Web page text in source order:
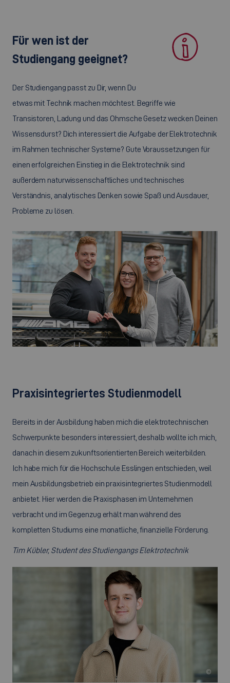
Für wen ist der
Studiengang geeignet?
Der Studiengang passt zu Dir, wenn Du
etwas mit Technik machen möchtest. Begriffe wie
Transistoren, Ladung und das Ohmsche Gesetz wecken Deinen
Wissensdurst? Dich interessiert die Aufgabe der Elektrotechnik
im Rahmen technischer Systeme? Gute Voraussetzungen für
einen erfolgreichen Einstieg in die Elektrotechnik sind
außerdem naturwissenschaftliches und technisches
Verständnis, analytisches Denken sowie Spaß und Ausdauer,
Probleme zu lösen.
©
Praxisintegriertes Studienmodell
Bereits in der Ausbildung haben mich die elektrotechnischen
Schwerpunkte besonders interessiert, deshalb wollte ich mich,
danach in diesem zukunftsorientierten Bereich weiterbilden.
Ich habe mich für die Hochschule Esslingen entschieden, weil
mein Ausbildungsbetrieb ein praxisintegriertes Studienmodell
anbietet. Hier werden die Praxisphasen im Unternehmen
verbracht und im Gegenzug erhält man während des
kompletten Studiums eine monatliche, finanzielle Förderung.
Tim Kübler, Student des Studiengangs Elektrotechnik
©